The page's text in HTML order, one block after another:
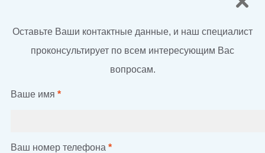
Оставьте Ваши контактные данные, и наш специалист
проконсультирует по всем интересующим Вас
вопросам.
Ваше имя *
Ваш номер телефона *